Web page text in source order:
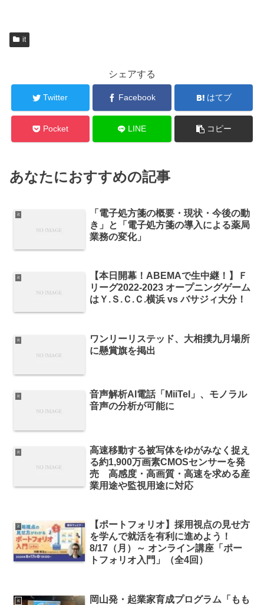
it
シェアする
Twitter Facebook はてブ
Pocket LINE コピー
あなたにおすすめの記事
it
「電子処方箋の概要・現状・今後の動
き」と「電子処方箋の導入による薬局
業務の変化」
it
【本日開幕！ABEMAで生中継！】Ｆ
リーグ2022-2023 オープニングゲーム
はＹ.Ｓ.Ｃ.Ｃ.横浜 vs バサジィ大分！
it
ワンリーリステッド、大相撲九月場所
に懸賞旗を掲出
it
音声解析AI電話「MiiTel」、モノラル
音声の分析が可能に
it
高速移動する被写体をゆがみなく捉え
る約1,900万画素CMOSセンサーを発
売 高感度・高画質・高速を求める産
業用途や監視用途に対応
it
【ポートフォリオ】採用視点の見せ方
を学んで就活を有利に進めよう！
8/17（月）～ オンライン講座「ポー
トフォリオ入門」（全4回）
it
岡山発・起業家育成プログラム「もも